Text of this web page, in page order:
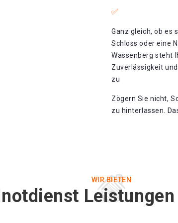
Ganz gleich, ob es
Schloss oder eine
Wassenberg steht
Zuverlässigkeit
zu
Zögern Sie nicht,
zu hinterlassen.
WIR BIETEN